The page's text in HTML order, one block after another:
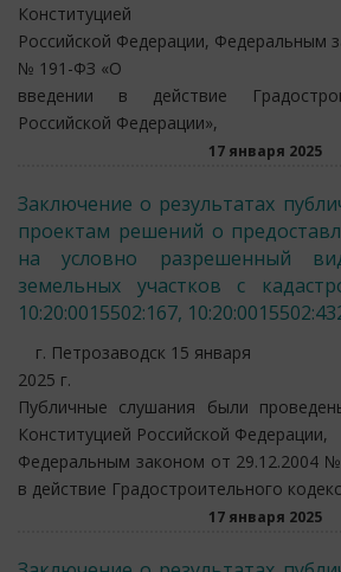
Конституцией
Российской Федерации, Федеральным
№ 191-ФЗ «О
введении в действие
Российской Федерации»,
17 января 2025
Заключение о результатах
проектам решений о
на условно разрешенный
земельных участков с
10:20:0015502:167,
г. Петрозаводск 15 января
2025 г.
Публичные слушания были
Конституцией Российской Федерации,
Федеральным законом от 29.12.2004
в действие Градостроительного
17 января 2025